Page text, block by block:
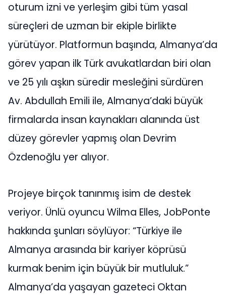
oturum izni ve yerleşim gibi tüm yasal
süreçleri de uzman bir ekiple birlikte
yürütüyor. Platformun başında, Almanya’da
görev yapan ilk Türk avukatlardan biri olan
ve 25 yılı aşkın süredir mesleğini sürdüren
Av. Abdullah Emili ile, Almanya’daki büyük
firmalarda insan kaynakları alanında üst
düzey görevler yapmış olan Devrim
Özdenoğlu yer alıyor.
Projeye birçok tanınmış isim de destek
veriyor. Ünlü oyuncu Wilma Elles, JobPonte
hakkında şunları söylüyor: “Türkiye ile
Almanya arasında bir kariyer köprüsü
kurmak benim için büyük bir mutluluk.”
Almanya’da yaşayan gazeteci Oktan